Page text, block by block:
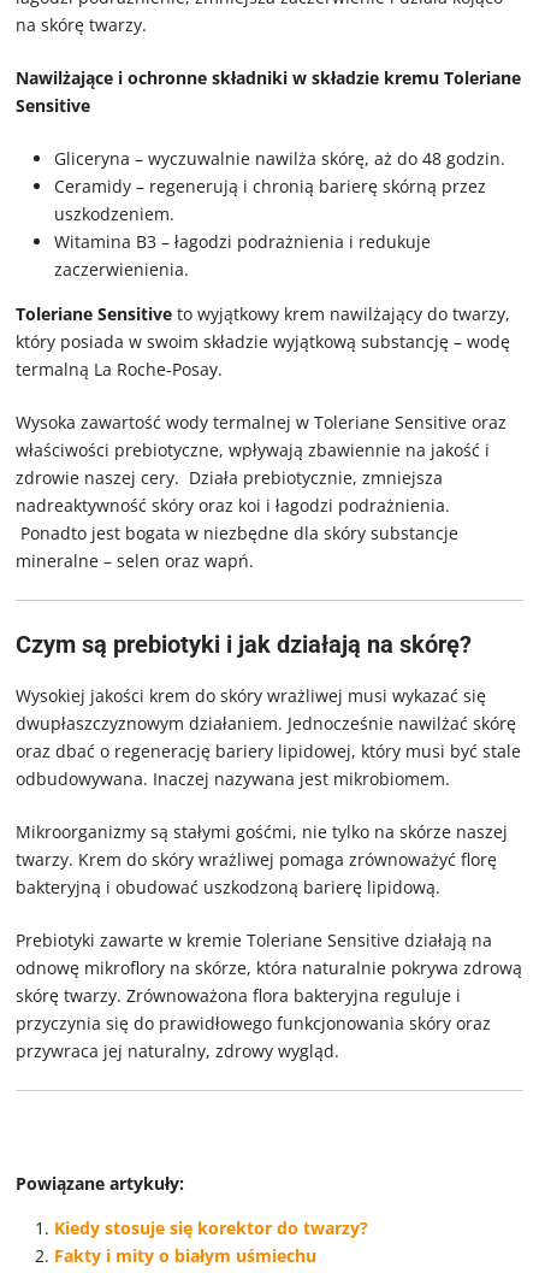
na skórę twarzy.
Nawilżające i ochronne składniki w składzie kremu Toleriane
Sensitive
Gliceryna – wyczuwalnie nawilża skórę, aż do 48 godzin.
Ceramidy – regenerują i chronią barierę skórną przez
uszkodzeniem.
Witamina B3 – łagodzi podrażnienia i redukuje
zaczerwienienia.
Toleriane Sensitive to wyjątkowy krem nawilżający do twarzy,
który posiada w swoim składzie wyjątkową substancję – wodę
termalną La Roche-Posay.
Wysoka zawartość wody termalnej w Toleriane Sensitive oraz
właściwości prebiotyczne, wpływają zbawiennie na jakość i
zdrowie naszej cery. Działa prebiotycznie, zmniejsza
nadreaktywność skóry oraz koi i łagodzi podrażnienia.
Ponadto jest bogata w niezbędne dla skóry substancje
mineralne – selen oraz wapń.
Czym są prebiotyki i jak działają na skórę?
Wysokiej jakości krem do skóry wrażliwej musi wykazać się
dwupłaszczyznowym działaniem. Jednocześnie nawilżać skórę
oraz dbać o regenerację bariery lipidowej, który musi być stale
odbudowywana. Inaczej nazywana jest mikrobiomem.
Mikroorganizmy są stałymi gośćmi, nie tylko na skórze naszej
twarzy. Krem do skóry wrażliwej pomaga zrównoważyć florę
bakteryjną i obudować uszkodzoną barierę lipidową.
Prebiotyki zawarte w kremie Toleriane Sensitive działają na
odnowę mikroflory na skórze, która naturalnie pokrywa zdrową
skórę twarzy. Zrównoważona flora bakteryjna reguluje i
przyczynia się do prawidłowego funkcjonowania skóry oraz
przywraca jej naturalny, zdrowy wygląd.
Powiązane artykuły:
Kiedy stosuje się korektor do twarzy?
Fakty i mity o białym uśmiechu